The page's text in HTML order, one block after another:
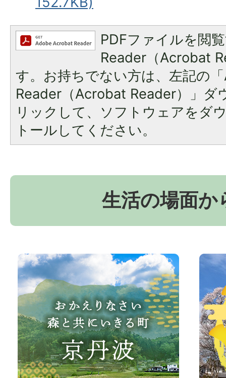
PDFファイルを閲
Reader（Acrobat
す。お持ちでない方は、左記の
Reader（Acrobat Reader）」ダ
リックして、ソフトウェアをダ
トールしてください。
生活の場面か
お
か
え
り
な
さ
京
波
町
観
光